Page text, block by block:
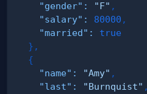
"gender" : "F" ,
"salary" : 80000 ,
"married" :
true
} ,
{
"name" : "Amy" ,
"last" : "Burnquist" ,